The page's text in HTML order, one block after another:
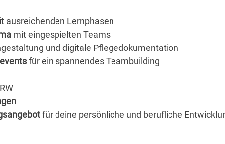
ausreichenden Lernphasen
mit eingespielten Teams
und digitale Pflegedokumentation
für ein spannendes Teambuilding
für deine persönliche und berufliche